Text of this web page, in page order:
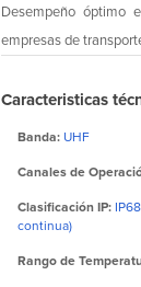
Desempeño óptimo
empresas de
Caracteristicas
Banda: UHF
Canales de
Clasificación IP:
continua)
Rango de